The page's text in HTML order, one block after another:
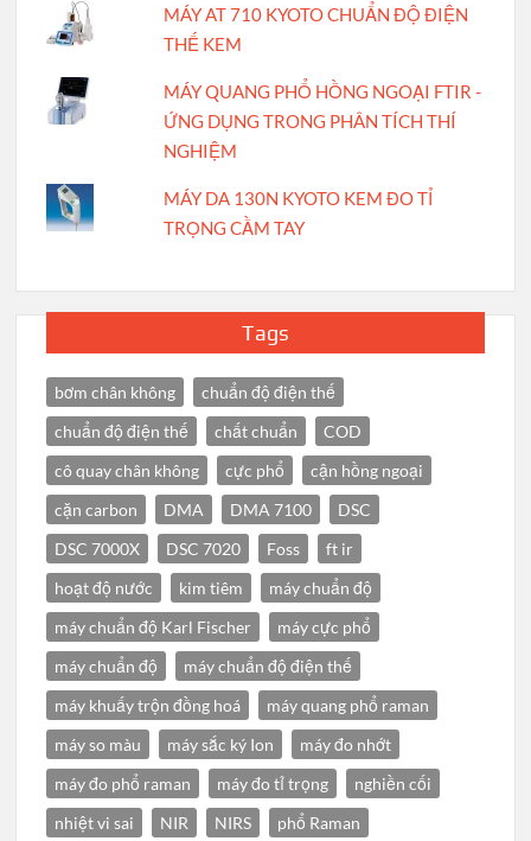
MÁY AT 710 KYOTO CHUẨN ĐỘ ĐIỆN
THẾ KEM
MÁY QUANG PHỔ HỒNG NGOẠI FTIR -
ỨNG DỤNG TRONG PHÂN TÍCH THÍ
NGHIỆM
MÁY DA 130N KYOTO KEM ĐO TỈ
TRỌNG CẦM TAY
Tags
bơm chân không
chuẩn độ điện thế
chuẩn độ điện thế
chất chuẩn
COD
cô quay chân không
cực phổ
cận hồng ngoại
cặn carbon
DMA DMA 7100
DSC
DSC 7000X
DSC 7020 Foss
ft ir
hoạt độ nước
kim tiêm
máy chuẩn độ
máy chuẩn độ Karl Fischer
máy cực phổ
máy chuẩn độ
máy chuẩn độ điện thế
máy khuấy trộn đồng hoá
máy quang phổ raman
máy so màu
máy sắc ký Ion
máy đo nhớt
máy đo phổ raman
máy đo tỉ trọng
nghiền cối
nhiệt vi sai
NIR NIRS phổ Raman